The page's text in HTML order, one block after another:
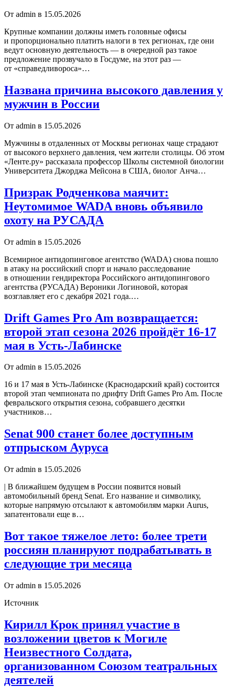
От admin в 15.05.2026
Крупные компании должны иметь головные офисы
и пропорционально платить налоги в тех регионах, где они
ведут основную деятельность — в очередной раз такое
предложение прозвучало в Госдуме, на этот раз —
от «справедливороса»…
Названа причина высокого давления у
мужчин в России
От admin в 15.05.2026
Мужчины в отдаленных от Москвы регионах чаще страдают
от высокого верхнего давления, чем жители столицы. Об этом
«Ленте.ру» рассказала профессор Школы системной биологии
Университета Джорджа Мейсона в США, биолог Анча…
Призрак Родченкова маячит:
Неутомимое WADA вновь объявило
охоту на РУСАДА
От admin в 15.05.2026
Всемирное антидопинговое агентство (WADA) снова пошло
в атаку на российский спорт и начало расследование
в отношении гендиректора Российского антидопингового
агентства (РУСАДА) Вероники Логиновой, которая
возглавляет его с декабря 2021 года.…
Drift Games Pro Am возвращается:
второй этап сезона 2026 пройдёт 16-17
мая в Усть-Лабинске
От admin в 15.05.2026
16 и 17 мая в Усть-Лабинске (Краснодарский край) состоится
второй этап чемпионата по дрифту Drift Games Pro Am. После
февральского открытия сезона, собравшего десятки
участников…
Senat 900 станет более доступным
отпрыском Ауруса
От admin в 15.05.2026
| В ближайшем будущем в России появится новый
автомобильный бренд Senat. Его название и символику,
которые напрямую отсылают к автомобилям марки Aurus,
запатентовали еще в…
Вот такое тяжелое лето: более трети
россиян планируют подрабатывать в
следующие три месяца
От admin в 15.05.2026
Источник
Кирилл Крок принял участие в
возложении цветов к Могиле
Неизвестного Солдата,
организованном Союзом театральных
деятелей